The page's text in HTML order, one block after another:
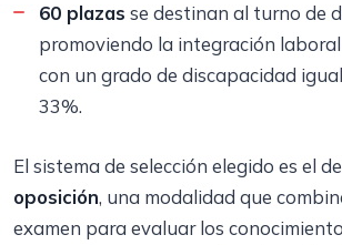
60 plazas se destinan al turno de
promoviendo la integración
con un grado de discapacidad
33%.
El sistema de selección elegido es el de
oposición, una modalidad que
examen para evaluar los